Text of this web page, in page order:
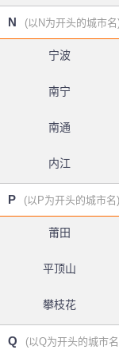
N (以N为开头的城市名
宁波
南宁
南通
内江
P (以P为开头的城市名)
莆田
平顶山
攀枝花
Q (以Q为开头的城市